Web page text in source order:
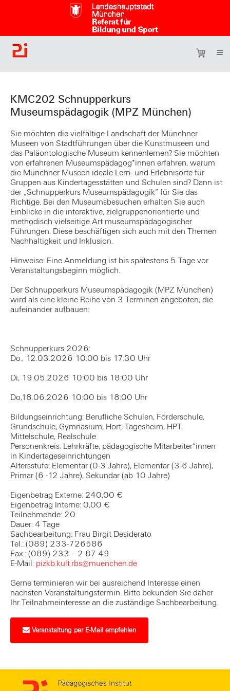
KMC202 Schnupperkurs
Museumspädagogik (MPZ München)
Sie möchten die vielfältige Landschaft der Münchner
Museen von Stadtführungen über die Kunstmuseen und
das Paläontologische Museum kennenlernen? Sie möchten
von erfahrenen Museumspädagog*innen erfahren, warum
die Münchner Museen ideale Lern- und Erlebnisorte für
Gruppen aus Kindertagesstätten und Schulen sind? Dann ist
der „Schnupperkurs Museumspädagogik“ für Sie das
Richtige. Bei den Museumsbesuchen erhalten Sie auch
Einblicke in die interaktive, zielgruppenorientierte und
methodisch vielseitige Art museumspädagogischer
Führungen. Diese beschäftigen sich auch mit den Themen
Nachhaltigkeit und Inklusion.
Hinweise: Eine Anmeldung ist bis spätestens 5 Tage vor
Veranstaltungsbeginn möglich.
Der Schnupperkurs Museumspädagogik (MPZ München)
wird als eine kleine Reihe von 3 Terminen angeboten, die
aufeinander aufbauen:
Schnupperkurs 2026:
Do., 12.03.2026 10:00 bis 17:30 Uhr
Di, 19.05.2026 10:00 bis 18:00 Uhr
Do,18.06.2026 10:00 bis 18:00 Uhr
Bildungseinrichtung: Berufliche Schulen, Förderschule,
Grundschule, Gymnasium, Hort, Tagesheim, HPT,
Mittelschule, Realschule
Personenkreis: Lehrkräfte, pädagogische Mitarbeiter*innen
in Kindertageseinrichtungen
Altersstufe: Elementar (0-3 Jahre), Elementar (3-6 Jahre),
Primar (6 -12 Jahre), Sekundar (ab 10 Jahre)
Eigenbetrag Externe: 240,00 €
Eigenbetrag Interne: 0,00 €
Teilnehmende: 20
Dauer: 4 Tage
Sachbearbeitung: Frau Birgit Desiderato
Tel.: (089) 233-726586
Fax.: (089) 233 – 2 87 49
E-Mail: pizkb.kult.rbs@muenchen.de
Gerne terminieren wir bei ausreichend Interesse einen
nächsten Veranstaltungstermin. Bitte bekunden Sie daher
Ihr Teilnahmeinteresse an die zuständige Sachbearbeitung.
Veranstaltung per E-Mail empfehlen